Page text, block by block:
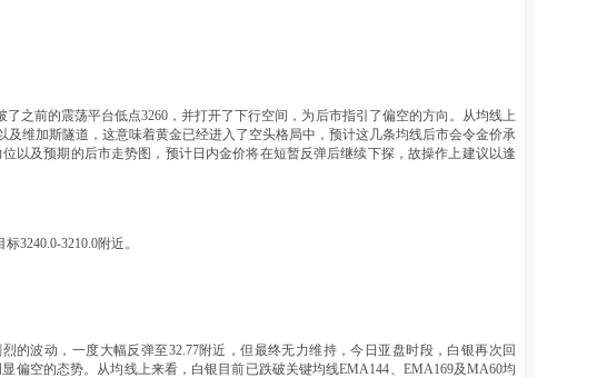
之前的震荡平台低点3260，并打开了下行空间，为后市指引了偏空的方向。从均线上
维加斯隧道，这意味着黄金已经进入了空头格局中，预计这几条均线后市会令金价承
以及预期的后市走势图，预计日内金价将在短暂反弹后继续下探，故操作上建议以逢
3240.0-3210.0附近。
的波动，一度大幅反弹至32.77附近，但最终无力维持，今日亚盘时段，白银再次回
偏空的态势。从均线上来看，白银目前已跌破关键均线EMA144、EMA169及MA60均